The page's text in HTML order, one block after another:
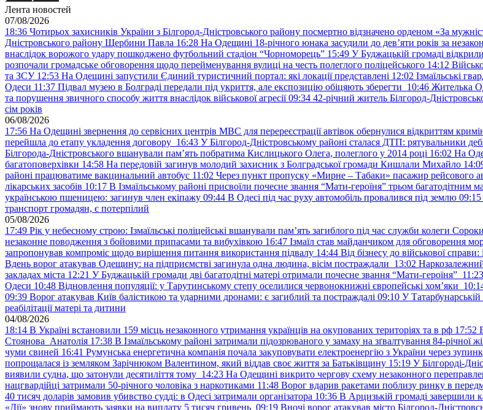
Лента новостей
07/08/2026
18:36 Чотирьох захисників України з Білгород-Дністровського району посмертно відзначено орденом «За
Дністровського району Щербини Павла 16:28 На Одещині 18-річного юнака засудили до дев’яти років за
внаслідок ворожого удару пошкоджено футбольний стадіон “Чорноморець” 15:49 У Буджацькій громаді
розпочали громадське обговорення щодо перейменування вулиці на честь полеглого поліцейського 14:12
та ЗСУ 12:53 На Одещині запустили Єдиний туристичний портал: які локації представлені 12:02 Ізмаїльські
Одеси 11:37 Підвал музею в Болграді передали під укриття, але експозицію обіцяють зберегти 10:46 Жителька
та порушення звичного способу життя внаслідок військової агресії 09:34 42-річний житель Білгород-
сім років
06/08/2026
17:56 На Одещині звернення до сервісних центрів МВС для перереєстрації автівок обернулися відкриттям
перейшла до етапу укладення договору 16:43 У Білгород-Дністровському районі сталася ДТП: рятувальники
Білгорода-Дністровського вшанували пам’ять побратима Кислицького Олега, полеглого у 2014 році 16:02 На
багатоповерхівки 14:58 На передовій загинув молодий захисник з Болградської громади Кишлали Михайло
районі працюватиме вакцинальний автобус 11:02 Через пункт пропуску «Мирне – Табаки» пасажир рейсового
лікарських засобів 10:17 В Ізмаїльському районі присвоїли почесне звання “Мати-героїня” трьом багатодітним
українською пшеницею: загинув член екіпажу 09:44 В Одесі під час руху автомобіль провалився під землю 09:15
транспорт громадян, є потерпілий
05/08/2026
17:49 Рік у небесному строю: Ізмаїльські поліцейські вшанували пам’ять загиблого під час служби колеги
незаконне поводження з бойовими припасами та вибухівкою 16:47 Ізмаїл став майданчиком для обговорення
запропонував компроміс щодо вирішення питання використання підвалу 14:44 Від бізнесу до військової
Вдень ворог атакував Одещину: на підприємстві загинула одна людина, вісім постраждали 13:02
закладах міста 12:21 У Буджацькій громади дві багатодітні матері отримали почесне звання “Мати-героїня” 11:23
Одеси 10:48 Відновлення популяції: у Тарутинському степу оселилися червонокнижні європейські хом’яки
09:39 Ворог атакував Київ балістикою та ударними дронами: є загиблий та постраждалі 09:10 У
реабілітації матері та дитини
04/08/2026
18:14 В Україні встановили 159 місць незаконного утримання українців на окупованих територіях та в рф 17:52
Стоянова Анатолія 17:38 В Ізмаїльському районі затримали підозрюваного у замаху на зґвалтування 84-річної
чуми свиней 16:41 Румунська енергетична компанія почала закуповувати електроенергію з України через
попрощалася із земляком Зарічнюком Валентином, який віддав своє життя за Батьківщину 15:19 У Білгороді-
виявили судна, що затонули десятиліття тому 14:23 На Одещині викрито чергову схему незаконного
нацгвардійці затримали 50-річного чоловіка з наркотиками 11:48 Ворог вдарив ракетами поблизу ринку в
40 тисяч доларів замовив убивство судді: в Одесі затримали організатора 10:36 В Арцизькій громаді завершили
«Дії» знову приймають заявки на виплату 5 тисяч гривень 09:19 Вночі ворог атакував місто Білгород-